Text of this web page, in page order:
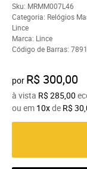
Sku: MRMM007L46
Categoria: Relógios
Lince
Marca: Lince
Código de Barras:
por R$ 300,00
à vista R$ 285,00
ou em 10xde R$